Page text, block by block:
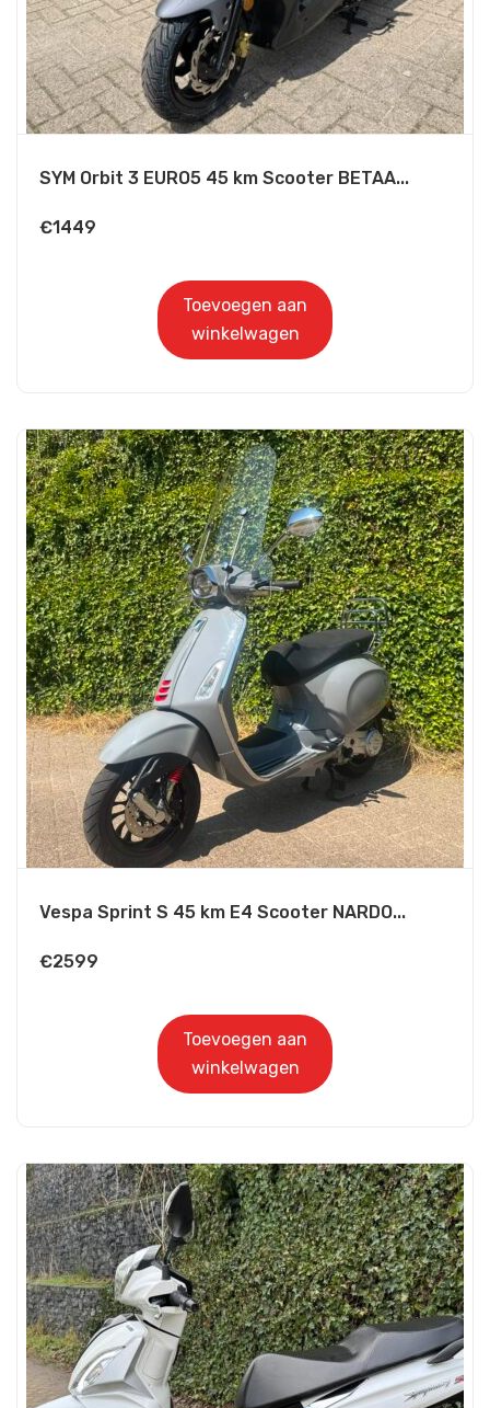
SYM Orbit 3 EURO5 45 km Scooter BETAA...
€1449
Toevoegen aan
winkelwagen
Vespa Sprint S 45 km E4 Scooter NARDO...
€2599
Toevoegen aan
winkelwagen